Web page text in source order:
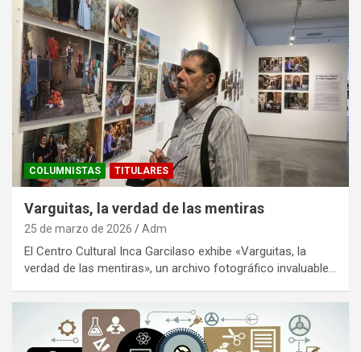
COLUMNISTAS TITULARES
Varguitas, la verdad de las mentiras
25 de marzo de 2026 Adm
El Centro Cultural Inca Garcilaso exhibe «Varguitas, la
verdad de las mentiras», un archivo fotográfico invaluable…